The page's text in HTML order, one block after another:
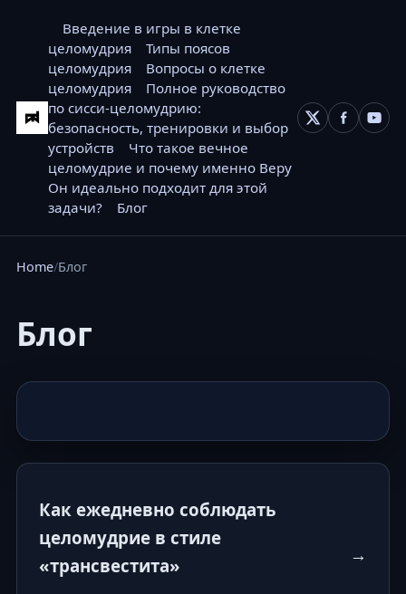
Введение в игры в клетке
целомудрия
Типы поясов
целомудрия
Вопросы о клетке
целомудрия
Полное руководство
по сисси-целомудрию:
безопасность, тренировки и выбор
устройств
Что такое вечное
целомудрие и почему именно Веру
Он идеально подходит для этой
задачи?
Блог
Home Блог
Блог
Как ежедневно соблюдать
целомудрие в стиле
«трансвестита»
→